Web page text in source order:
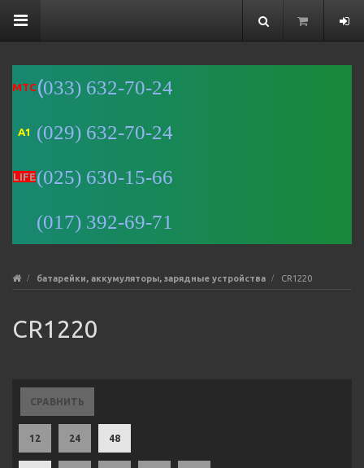
MTC (033) 632-70-24
A1 (029) 632-70-24
LIFE(025) 630-15-66
(017) 392-69-71
батарейки, аккумуляторы, зарядные устройства CR1220
CR1220
СРАВНИТЬ
12 24 48